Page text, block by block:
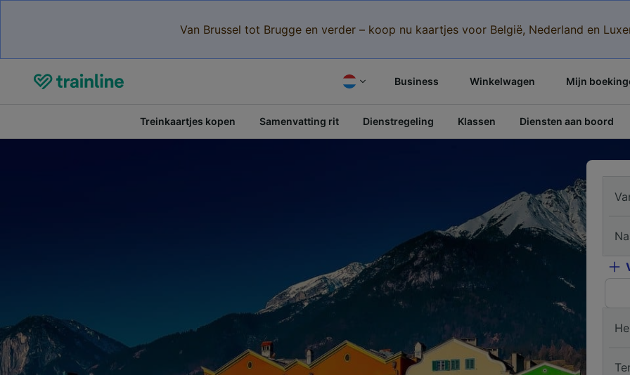
Van Brussel tot Brugge en verder – koop nu kaartjes voor België, Nederland en
Business Winkelwagen Mijn
Treinkaartjes kopen Samenvatting rit Dienstregeling Klassen Diensten aan boord